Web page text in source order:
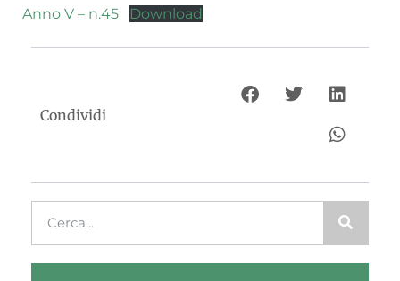
Anno V – n.45 Download
Condividi